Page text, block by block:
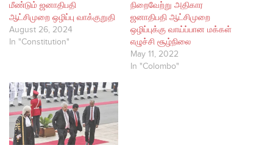
மீண்டும் ஜனாதிபதி
ஆட்சிமுறை ஒழிப்பு வாக்குறுதி
August 26, 2024
In "Constitution"
நிறைவேற்று அதிகார
ஜனாதிபதி ஆட்சிமுறை
ஒழிப்புக்கு வாய்ப்பான மக்கள்
எழுச்சி சூழ்நிலை
May 11, 2022
In "Colombo"